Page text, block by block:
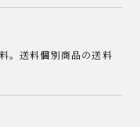
。送料個別商品の送料